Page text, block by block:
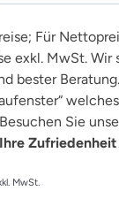
Für
exkl. MwSt.
bester
Sie
MwSt.